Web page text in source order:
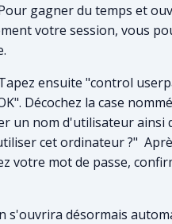
gagner du temps et
votre session, vous
ensuite "control
Décochez la case
un nom d'utilisateur ainsi
cet ordinateur ?"
votre mot de passe,
s'ouvrira désormais